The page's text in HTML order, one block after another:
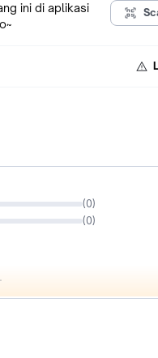
ini di aplikasi
(0)
(0)